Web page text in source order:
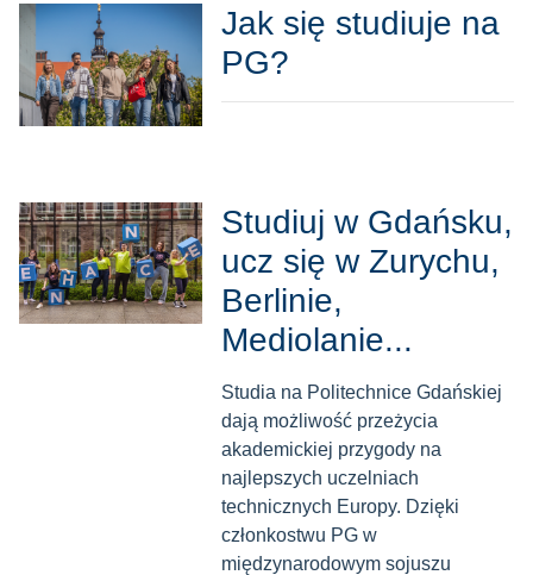
Jak się studiuje na
PG?
Studiuj w Gdańsku,
ucz się w Zurychu,
Berlinie,
Mediolanie...
Studia na Politechnice Gdańskiej
dają możliwość przeżycia
akademickiej przygody na
najlepszych uczelniach
technicznych Europy. Dzięki
członkostwu PG w
międzynarodowym sojuszu